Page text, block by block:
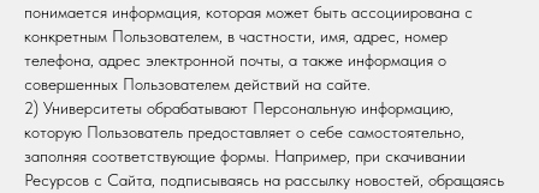
понимается информация, которая может быть ассоциирована с
конкретным Пользователем, в частности, имя, адрес, номер
телефона, адрес электронной почты, а также информация о
совершенных Пользователем действий на сайте.
2) Университеты обрабатывают Персональную информацию,
которую Пользователь предоставляет о себе самостоятельно,
заполняя соответствующие формы. Например, при скачивании
Ресурсов с Сайта, подписываясь на рассылку новостей, обращаясь